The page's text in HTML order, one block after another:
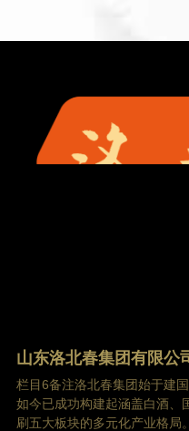
山东洛北春集团有限公
栏目6备注洛北春集团始于建
如今已成功构建起涵盖白酒、
刷五大板块的多元化产业格局